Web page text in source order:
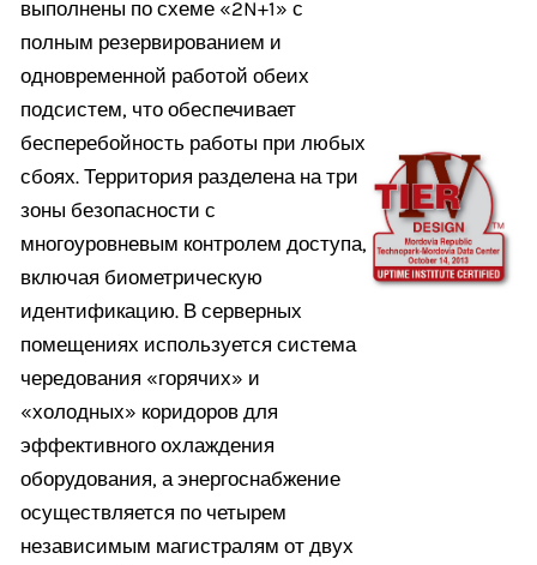
выполнены по схеме «2N+1» с
полным резервированием и
одновременной работой обеих
подсистем, что обеспечивает
бесперебойность работы при любых
сбоях. Территория разделена на три
зоны безопасности с
многоуровневым контролем доступа,
включая биометрическую
идентификацию. В серверных
помещениях используется система
чередования «горячих» и
«холодных» коридоров для
эффективного охлаждения
оборудования, а энергоснабжение
осуществляется по четырем
независимым магистралям от двух